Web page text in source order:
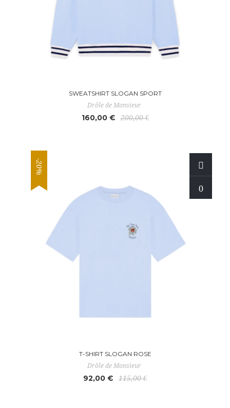
SWEATSHIRT SLOGAN SPORT
Drôle de Monsieur
160,00 € 200,00 €
-20%
T-SHIRT SLOGAN ROSE
Drôle de Monsieur
92,00 € 115,00 €